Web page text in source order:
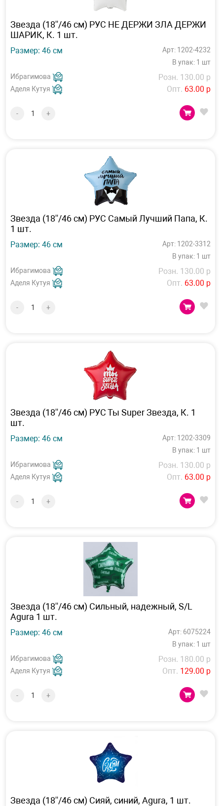
Звезда (18''/46 см) РУС НЕ ДЕРЖИ ЗЛА ДЕРЖИ
ШАРИК, К. 1 шт.
Размер: 46 см
Арт: 1202-4232
В упак: 1 шт
Ибрагимова
Аделя Кутуя
Розн. 130.00 р
Опт. 63.00 р
- +
Звезда (18''/46 см) РУС Самый Лучший Папа, К.
1 шт.
Размер: 46 см
Арт: 1202-3312
В упак: 1 шт
Ибрагимова
Аделя Кутуя
Розн. 130.00 р
Опт. 63.00 р
- +
Звезда (18''/46 см) РУС Ты Super Звезда, К. 1
шт.
Размер: 46 см
Арт: 1202-3309
В упак: 1 шт
Ибрагимова
Аделя Кутуя
Розн. 130.00 р
Опт. 63.00 р
- +
Звезда (18''/46 см) Сильный, надежный, S/L
Agura 1 шт.
Размер: 46 см
Арт: 6075224
В упак: 1 шт
Ибрагимова
Аделя Кутуя
Розн. 180.00 р
Опт. 129.00 р
- +
Звезда (18''/46 см) Сияй, синий, Agura, 1 шт.